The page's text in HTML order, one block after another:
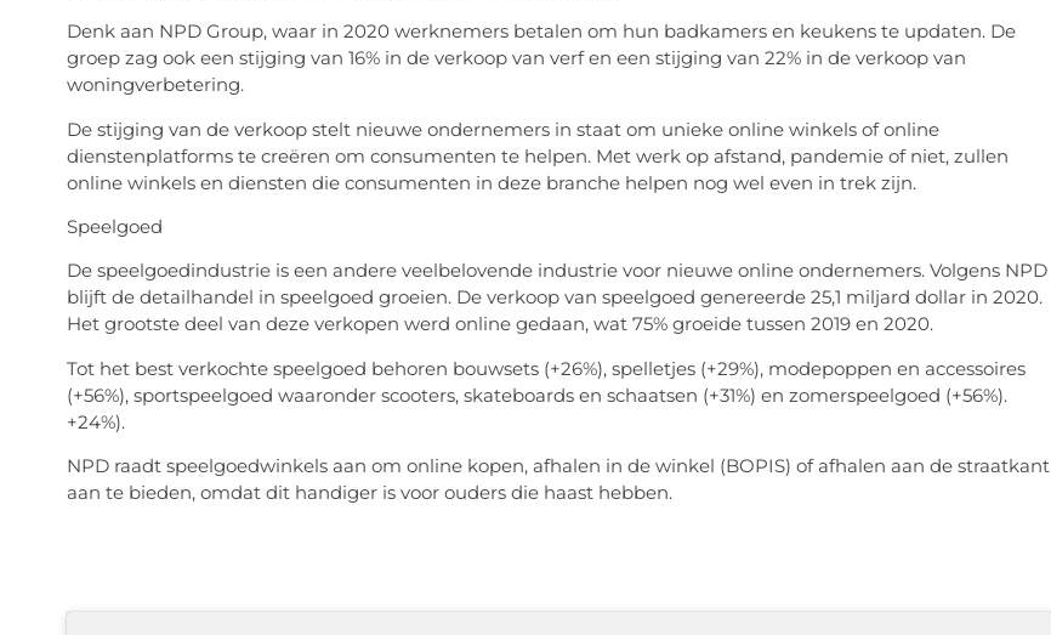
Denk aan NPD Group, waar in 2020 werknemers betalen om hun badkamers en keukens te updaten. De
groep zag ook een stijging van 16% in de verkoop van verf en een stijging van 22% in de verkoop van
woningverbetering.
De stijging van de verkoop stelt nieuwe ondernemers in staat om unieke online winkels of online
dienstenplatforms te creëren om consumenten te helpen. Met werk op afstand, pandemie of niet, zullen
online winkels en diensten die consumenten in deze branche helpen nog wel even in trek zijn.
Speelgoed
De speelgoedindustrie is een andere veelbelovende industrie voor nieuwe online ondernemers. Volgens NPD
blijft de detailhandel in speelgoed groeien. De verkoop van speelgoed genereerde 25,1 miljard dollar in 2020.
Het grootste deel van deze verkopen werd online gedaan, wat 75% groeide tussen 2019 en 2020.
Tot het best verkochte speelgoed behoren bouwsets (+26%), spelletjes (+29%), modepoppen en accessoires
(+56%), sportspeelgoed waaronder scooters, skateboards en schaatsen (+31%) en zomerspeelgoed (+56%).
+24%).
NPD raadt speelgoedwinkels aan om online kopen, afhalen in de winkel (BOPIS) of afhalen aan de straatkant
aan te bieden, omdat dit handiger is voor ouders die haast hebben.